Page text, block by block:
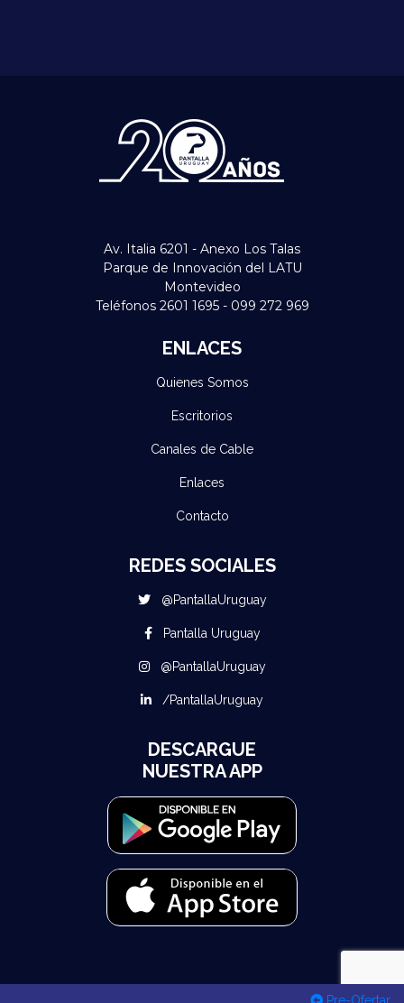
Av. Italia 6201 - Anexo Los Talas
Parque de Innovación del LATU
Montevideo
Teléfonos 2601 1695 - 099 272 969
ENLACES
Quienes Somos
Escritorios
Canales de Cable
Enlaces
Contacto
REDES SOCIALES
@PantallaUruguay
Pantalla Uruguay
@PantallaUruguay
/PantallaUruguay
DESCARGUE
NUESTRA APP